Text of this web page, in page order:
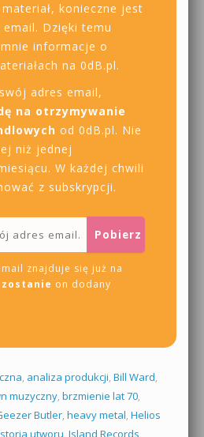
konieczne jest
Dzięki temu
informacje o
na 0dB.pl.
adres email,
na otrzymywanie
od 0dB.pl. Nie
niż jednej
W każdej chwili
z subskrypcji.
znajduje się już na
on dodany
, analiza produkcji, Bill Ward,
muzyczny, brzmienie lat 70,
Butler, heavy metal, Helios
utworu, Island Records,